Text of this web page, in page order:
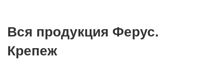
Вся продукция Ферус.
Крепеж